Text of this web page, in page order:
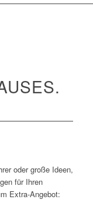
oder große Ideen,
für Ihren
Extra-Angebot: